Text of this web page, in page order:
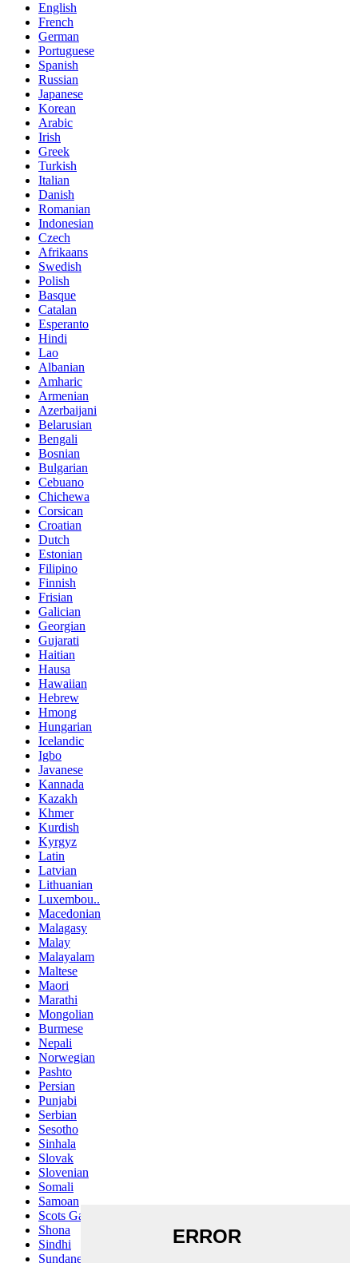
English
French
German
Portuguese
Spanish
Russian
Japanese
Korean
Arabic
Irish
Greek
Turkish
Italian
Danish
Romanian
Indonesian
Czech
Afrikaans
Swedish
Polish
Basque
Catalan
Esperanto
Hindi
Lao
Albanian
Amharic
Armenian
Azerbaijani
Belarusian
Bengali
Bosnian
Bulgarian
Cebuano
Chichewa
Corsican
Croatian
Dutch
Estonian
Filipino
Finnish
Frisian
Galician
Georgian
Gujarati
Haitian
Hausa
Hawaiian
Hebrew
Hmong
Hungarian
Icelandic
Igbo
Javanese
Kannada
Kazakh
Khmer
Kurdish
Kyrgyz
Latin
Latvian
Lithuanian
Luxembou..
Macedonian
Malagasy
Malay
Malayalam
Maltese
Maori
Marathi
Mongolian
Burmese
Nepali
Norwegian
Pashto
Persian
Punjabi
Serbian
Sesotho
Sinhala
Slovak
Slovenian
Somali
Samoan
Scots Gaelic
Shona
Sindhi
Sundanese